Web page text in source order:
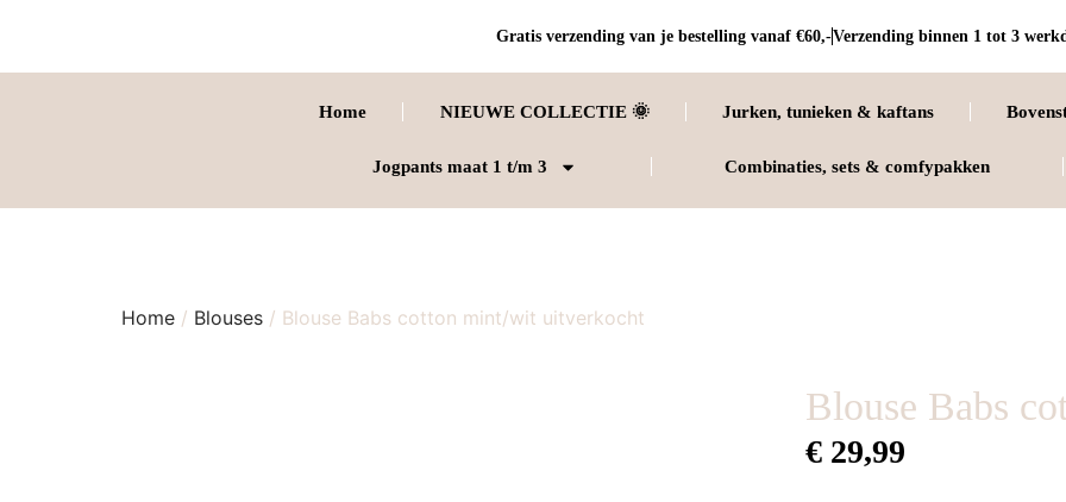
Gratis verzending van je bestelling vanaf €60,-Verzending binnen 1 tot 3
Home NIEUWE COLLECTIE 🌞 Jurken, tunieken & kaftans
Jogpants maat 1 t/m 3 Combinaties, sets & comfypakken
Home / Blouses / Blouse Babs cotton mint/wit uitverkocht
Blouse Babs
€29,99